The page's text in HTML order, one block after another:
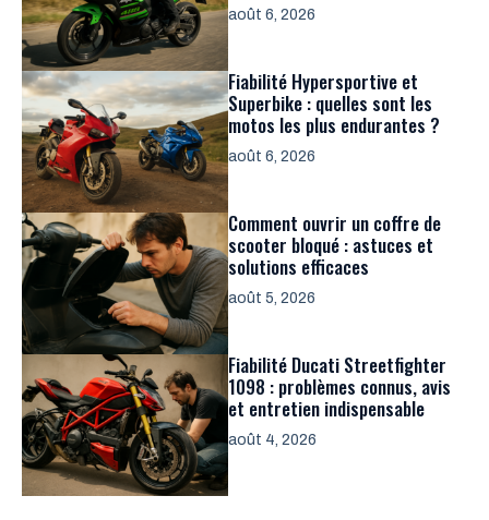
août 6, 2026
Fiabilité Hypersportive et
Superbike : quelles sont les
motos les plus endurantes ?
août 6, 2026
Comment ouvrir un coffre de
scooter bloqué : astuces et
solutions efficaces
août 5, 2026
Fiabilité Ducati Streetfighter
1098 : problèmes connus, avis
et entretien indispensable
août 4, 2026